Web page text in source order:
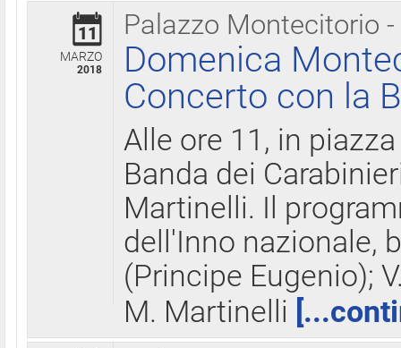
Palazzo Montecitorio
11
MARZO
2018
Domenica
Concerto con la
Alle ore 11, in
Banda dei
Martinelli. Il
dell'Inno nazionale,
(Principe Eugenio);
M. Martinelli